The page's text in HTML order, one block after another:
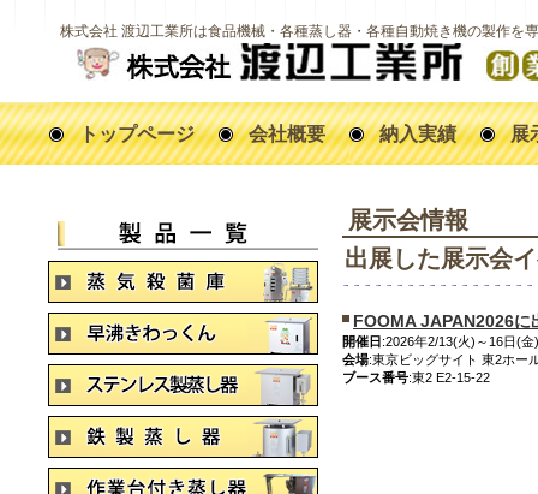
株式会社 渡辺工業所は食品機械・各種蒸し器・各種自動焼き機の製作を
展示会情報
出展した展示会
FOOMA JAPAN2026に
開催日:2026年2/13(火)～16日(
会場:東京ビッグサイト 東2ホー
ブース番号:東2 E2-15-22
トップページ 会社概要 納入実績 展